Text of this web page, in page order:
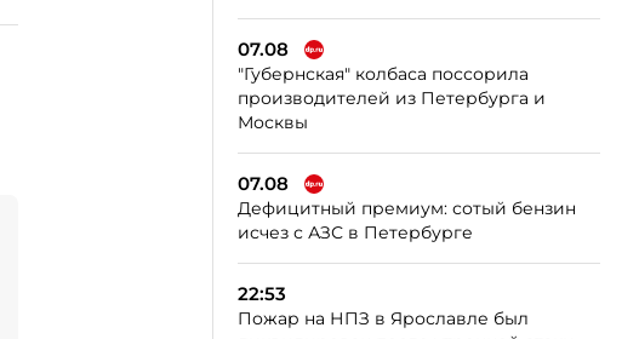
07.08
"Губернская" колбаса поссорила
производителей из Петербурга и
Москвы
07.08
Дефицитный премиум: сотый бензин
исчез с АЗС в Петербурге
22:53
Пожар на НПЗ в Ярославле был